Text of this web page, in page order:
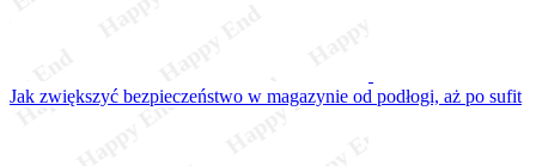
Jak zwiększyć bezpieczeństwo w magazynie od podłogi, aż po sufit